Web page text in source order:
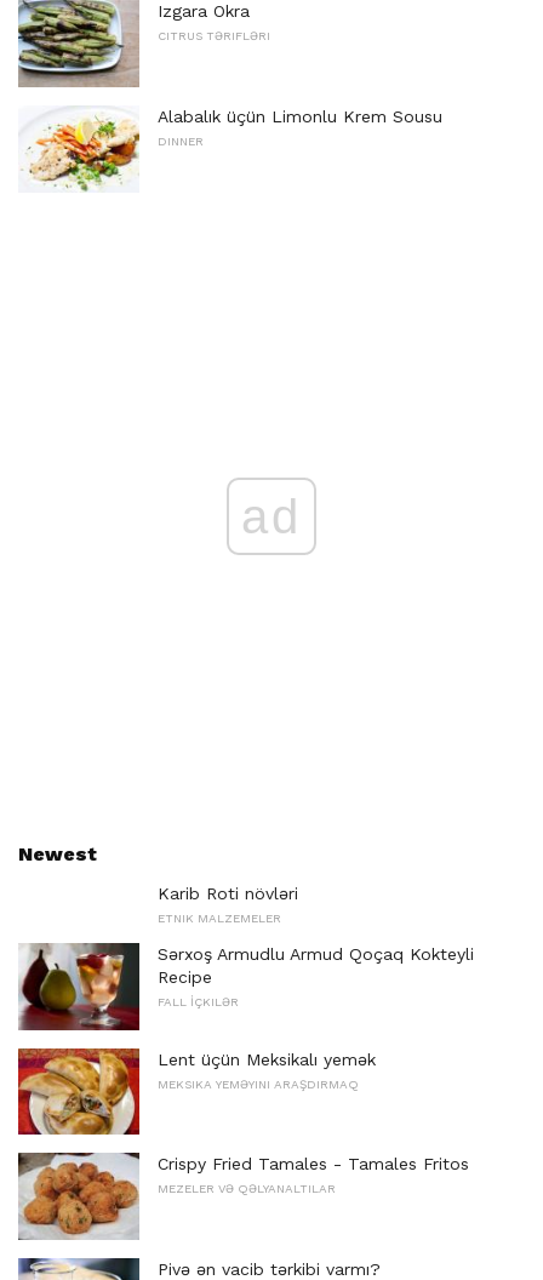
Izgara Okra
CITRUS TƏRIFLƏRI
Alabalık üçün Limonlu Krem Sousu
DINNER
ad
Newest
Karib Roti növləri
ETNIK MALZEMELER
Sərxoş Armudlu Armud Qoçaq Kokteyli
Recipe
FALL İÇKILƏR
Lent üçün Meksikalı yemək
MEKSIKA YEMƏYINI ARAŞDIRMAQ
Crispy Fried Tamales - Tamales Fritos
MEZELER VƏ QƏLYANALTILAR
Pivə ən vacib tərkibi varmı?